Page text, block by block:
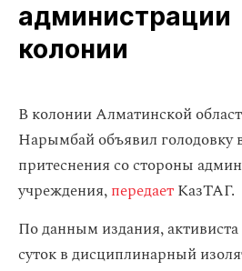
администрации
колонии
В колонии Алматинской
Нарымбай объявил голодовку
притеснения со стороны
учреждения,передаетКазТАГ.
По данным издания,
суток в дисциплинарный